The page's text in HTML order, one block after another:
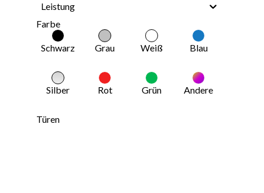
Leistung
Farbe
Schwarz Grau Weiß Blau
Silber Rot Grün Andere
Türen